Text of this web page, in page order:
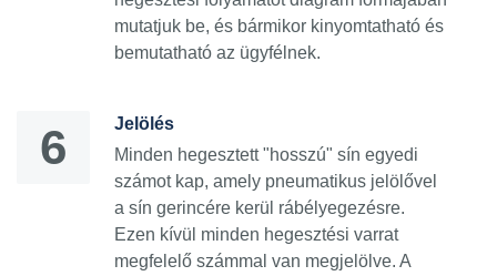
mutatjuk be, és bármikor kinyomtatható és
bemutatható az ügyfélnek.
Jelölés
Minden hegesztett "hosszú" sín egyedi
számot kap, amely pneumatikus jelölővel
a sín gerincére kerül rábélyegezésre.
Ezen kívül minden hegesztési varrat
megfelelő számmal van megjelölve. A